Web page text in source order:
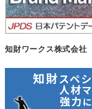
知財ワークス株式会社